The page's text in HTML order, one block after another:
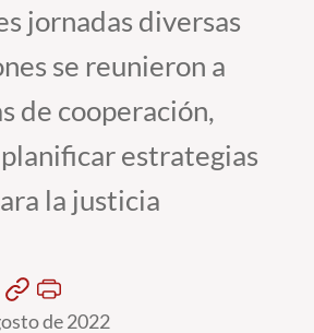
jornadas diversas
se reunieron a
de cooperación,
estrategias
la justicia
de 2022